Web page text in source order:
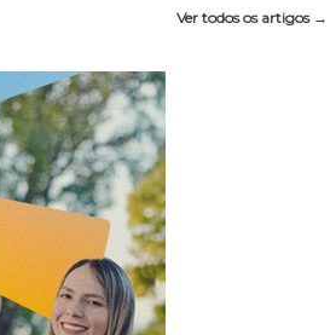
Ver todos os artigos →